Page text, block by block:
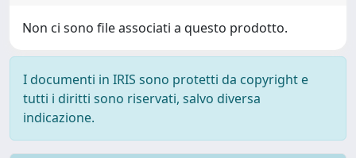
Non ci sono file associati a questo prodotto.
I documenti in IRIS sono protetti da copyright e
tutti i diritti sono riservati, salvo diversa
indicazione.